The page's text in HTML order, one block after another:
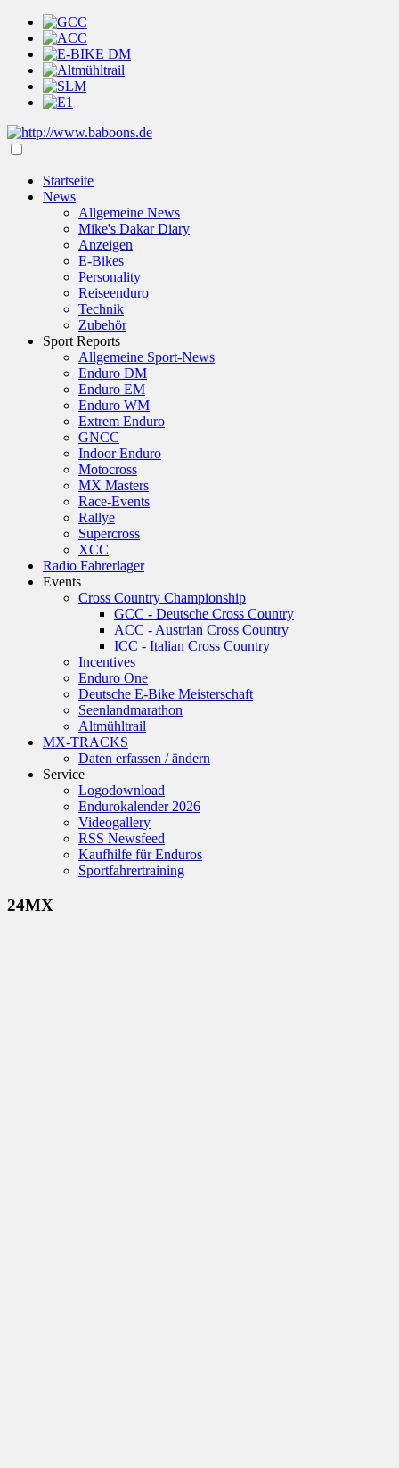
Startseite
News
Allgemeine News
Mike's Dakar Diary
Anzeigen
E-Bikes
Personality
Reiseenduro
Technik
Zubehör
Sport Reports
Allgemeine Sport-News
Enduro DM
Enduro EM
Enduro WM
Extrem Enduro
GNCC
Indoor Enduro
Motocross
MX Masters
Race-Events
Rallye
Supercross
XCC
Radio Fahrerlager
Events
Cross Country Championship
GCC - Deutsche Cross Country
ACC - Austrian Cross Country
ICC - Italian Cross Country
Incentives
Enduro One
Deutsche E-Bike Meisterschaft
Seenlandmarathon
Altmühltrail
MX-TRACKS
Daten erfassen / ändern
Service
Logodownload
Endurokalender 2026
Videogallery
RSS Newsfeed
Kaufhilfe für Enduros
Sportfahrertraining
24MX